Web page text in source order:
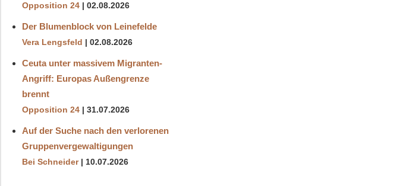
Opposition 24 02.08.2026
Der Blumenblock von Leinefelde
Vera Lengsfeld 02.08.2026
Ceuta unter massivem Migranten-
Angriff: Europas Außengrenze
brennt
Opposition 24 31.07.2026
Auf der Suche nach den verlorenen
Gruppenvergewaltigungen
Bei Schneider 10.07.2026